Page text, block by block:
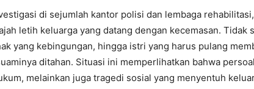
di sejumlah kantor polisi dan lembaga
letih keluarga yang datang dengan kecemasan. Tidak
yang kebingungan, hingga istri yang harus pulang
ditahan. Situasi ini memperlihatkan bahwa
melainkan juga tragedi sosial yang menyentuh